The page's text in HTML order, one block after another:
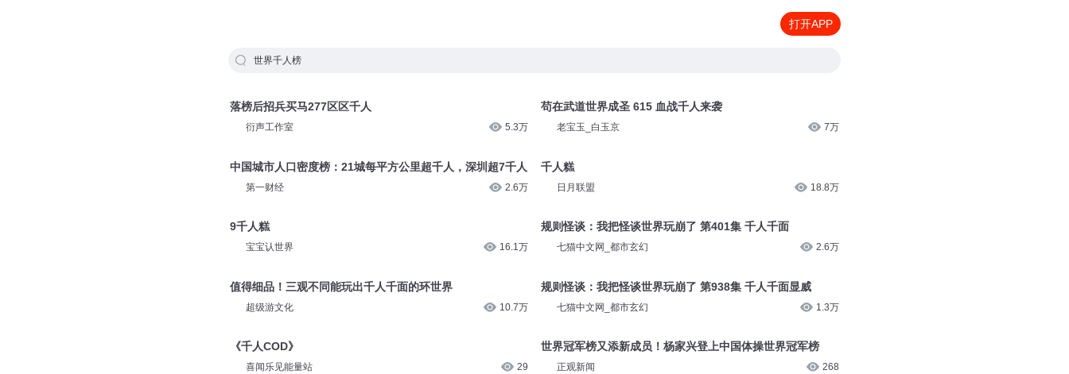
打开APP
世界千人榜
落榜后招兵买马277区区千人
衍声工作室 5.3万
中国城市人口密度榜：21城每平方公里超千人，深圳超7千人
第一财经 2.6万
9千人糕
宝宝认世界 16.1万
值得细品！三观不同能玩出千人千面的环世界
超级游文化 10.7万
《千人COD》
喜闻乐见能量站 29
苟在武道世界成圣 615 血战千人来袭
老宝玉_白玉京 7万
千人糕
日月联盟 18.8万
规则怪谈：我把怪谈世界玩崩了 第401集 千人千面
七猫中文网_都市玄幻 2.6万
规则怪谈：我把怪谈世界玩崩了 第938集 千人千面显威
七猫中文网_都市玄幻 1.3万
世界冠军榜又添新成员！杨家兴登上中国体操世界冠军榜
正观新闻 268